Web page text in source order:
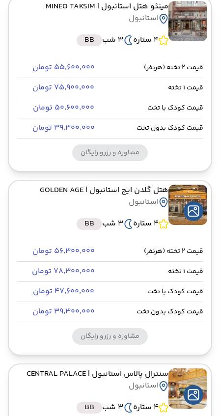
مینئو هتل استانبول | MINEO TAKSIM
استانبول
4 ستاره
3 شب BB
قیمت 2 تخته (هرنفر) ۵۵٬۶۰۰٬۰۰۰ تومان
قیمت 1 تخته ۷۵٬۹۰۰٬۰۰۰ تومان
قیمت کودک با تخت ۵۰٬۶۰۰٬۰۰۰ تومان
قیمت کودک بدون تخت ۳۹٬۳۰۰٬۰۰۰ تومان
مشاوره و رزرو رایگان
هتل گلدن ایج استانبول | GOLDEN AGE
استانبول
4 ستاره
3 شب BB
قیمت 2 تخته (هرنفر) ۵۶٬۳۰۰٬۰۰۰ تومان
قیمت 1 تخته ۷۸٬۳۰۰٬۰۰۰ تومان
قیمت کودک با تخت ۴۷٬۶۰۰٬۰۰۰ تومان
قیمت کودک بدون تخت ۳۹٬۳۰۰٬۰۰۰ تومان
مشاوره و رزرو رایگان
سنترال پالاس استانبول | CENTRAL PALACE
استانبول
4 ستاره
3 شب BB